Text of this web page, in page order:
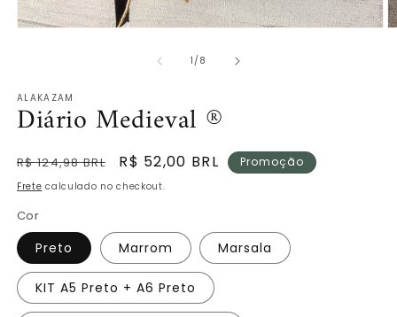
modal
1/de
8
ALAKAZAM
Diário Medieval ®
Preço
normal
R$ 124,98 BRL
Preço
promocional
R$ 52,00 BRL Promoção
Frete calculado no checkout.
Cor
Preto Marrom Marsala
KIT A5 Preto + A6 Preto